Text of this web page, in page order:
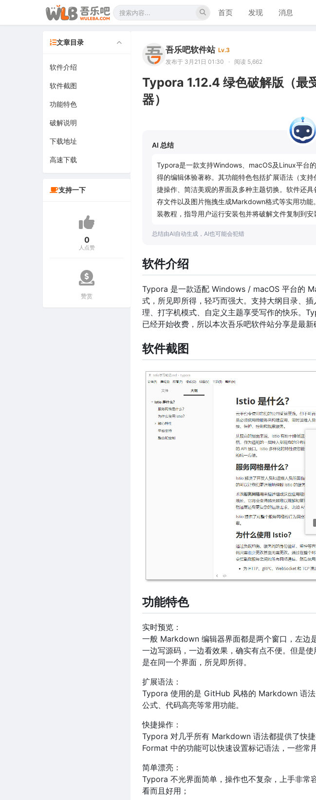
首页 发现 消息
文章目录
软件介绍
软件截图
功能特色
破解说明
下载地址
高速下载
支持一下
0
人点赞
赞赏
吾乐吧软件站 Lv.3
发布于 3月21日 01:30
· 阅读 5,662
Typora 1.12.4 绿色破解版（
器）
AI 总结
Typora是一款支持Windows、macOS及Linux平台
得的编辑体验著称。其功能特色包括扩展语法（支
捷操作、简洁美观的界面及多种主题切换。软件还
存文件以及图片拖拽生成Markdown格式等实用功
装教程，指导用户运行安装包并将破解文件复制到安
总结由AI自动生成，AI也可能会犯错
软件介绍
Typora 是一款适配 Windows / macOS 平台的
式，所见即所得，轻巧而强大。支持大纲目录、
理、打字机模式、自定义主题享受写作的快乐。
已经开始收费，所以本次吾乐吧软件站分享是最新
软件截图
功能特色
实时预览：
一般 Markdown 编辑器界面都是两个窗口，左
一边写源码，一边看效果，确实有点不便。但是
是在同一个界面，所见即所得。
扩展语法：
Typora 使用的是 GitHub 风格的 Markdown 语
公式、代码高亮等常用功能。
快捷操作：
Typora 对几乎所有 Markdown 语法都提供了快
Format 中的功能可以快速设置标记语法，一些常
简单漂亮：
Typora 不光界面简单，操作也不复杂，上手非常
看而且好用；